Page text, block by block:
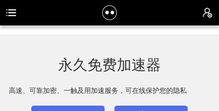
永久免费加速器
高速、可靠加密、一触及用加速服务，可在线保护您的隐私